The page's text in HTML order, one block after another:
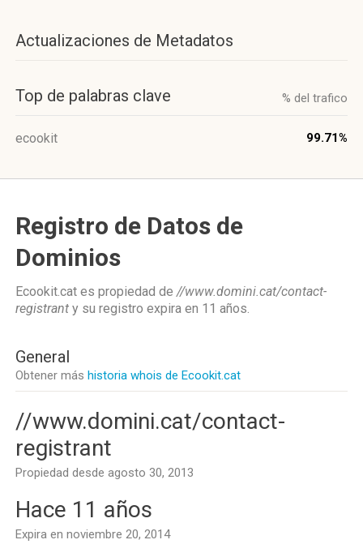
Actualizaciones de Metadatos
Top de palabras clave % del trafico
ecookit 99.71%
Registro de Datos de
Dominios
Ecookit.cat es propiedad de //www.domini.cat/contact-
registrant y su registro expira en 11 años.
General
Obtener más historia whois de Ecookit.cat
//www.domini.cat/contact-
registrant
Propiedad desde agosto 30, 2013
Hace 11 años
Expira en noviembre 20, 2014